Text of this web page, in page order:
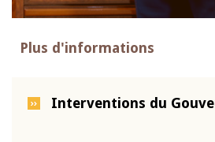
Plus d'informations
Interventions du